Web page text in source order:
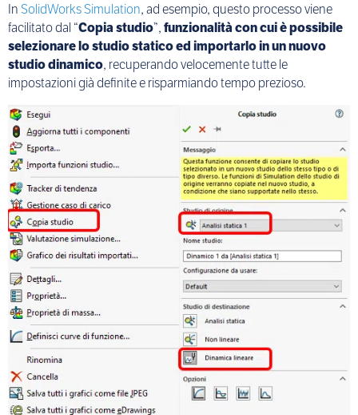
InSolidWorks Simulation, ad esempio, questo processo viene
facilitato dal “Copia studio”,funzionalità con cui è possibile
selezionare lo studio statico ed importarlo in un nuovo
studio dinamico, recuperando velocemente tutte le
impostazioni già definite e risparmiando tempo prezioso.